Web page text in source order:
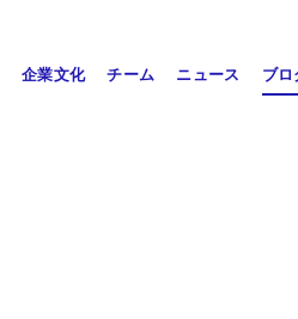
企業文化 チーム ニュース ブロ